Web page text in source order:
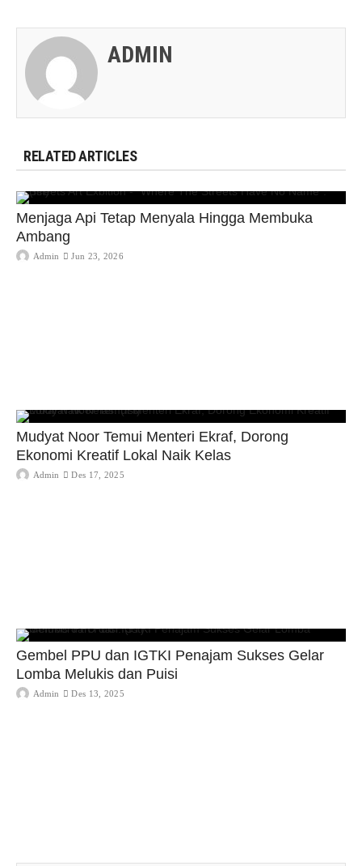
ADMIN
RELATED ARTICLES
Menjaga Api Tetap Menyala Hingga Membuka
Ambang
Admin Jun 23, 2026
Mudyat Noor Temui Menteri Ekraf, Dorong
Ekonomi Kreatif Lokal Naik Kelas
Admin Des 17, 2025
Gembel PPU dan IGTKI Penajam Sukses Gelar
Lomba Melukis dan Puisi
Admin Des 13, 2025